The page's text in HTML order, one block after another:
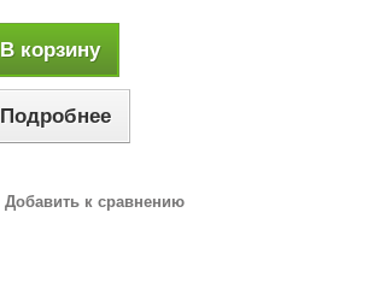
В корзину
Подробнее
Добавить к сравнению